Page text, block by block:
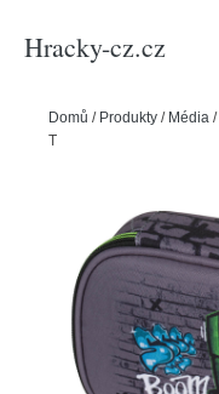
Hracky-cz.cz
Domů / Produkty / Média /
TNT